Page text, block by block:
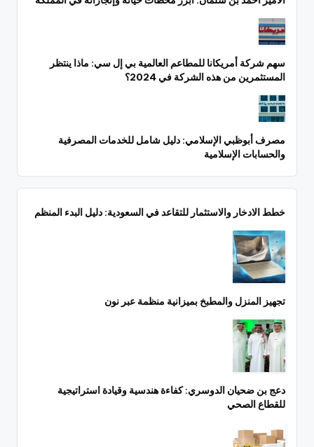
سهم شركة أمريكانا للمطاعم العالمية بي إل سي: ماذا ينتظر
المستثمرين من هذه الشركة في 2024؟
مصرف أبوظبي الإسلامي: دليل شامل للخدمات المصرفية
والحسابات الإسلامية
خطط الادخار والاستثمار للتقاعد في السعودية: دليل البدء المنظم
تجهيز المنزل والمطبخ بميزانية منظمة عبر نون
دعج بن ضحيان الدوسري: كفاءة هندسية وقيادة استراتيجية
للقطاع الصحي